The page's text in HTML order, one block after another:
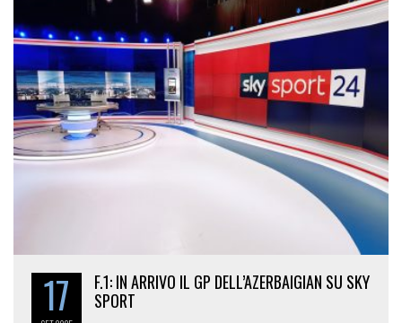
17
F.1: IN ARRIVO IL GP DELL’AZERBAIGIAN SU SKY
SPORT